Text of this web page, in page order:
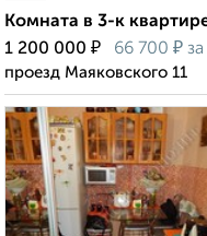
Комната в 3-к
1 200 000 ₽ 66 700 ₽
проезд Маяковского 11